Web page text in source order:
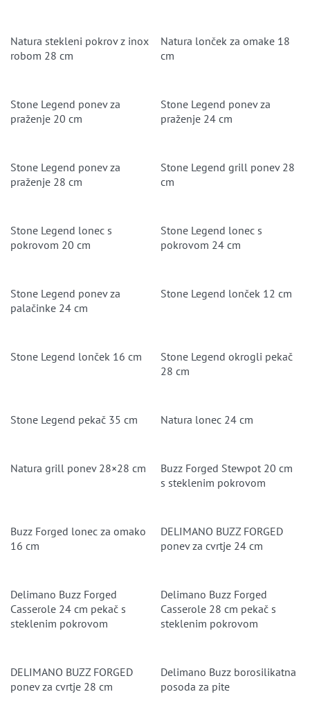
Natura stekleni pokrov z inox
robom 28 cm
Natura lonček za omake 18
cm
Stone Legend ponev za
praženje 20 cm
Stone Legend ponev za
praženje 24 cm
Stone Legend ponev za
praženje 28 cm
Stone Legend grill ponev 28
cm
Stone Legend lonec s
pokrovom 20 cm
Stone Legend lonec s
pokrovom 24 cm
Stone Legend ponev za
palačinke 24 cm
Stone Legend lonček 12 cm
Stone Legend lonček 16 cm
Stone Legend okrogli pekač
28 cm
Stone Legend pekač 35 cm Natura lonec 24 cm
Natura grill ponev 28×28 cm
Buzz Forged Stewpot 20 cm
s steklenim pokrovom
Buzz Forged lonec za omako
16 cm
DELIMANO BUZZ FORGED
ponev za cvrtje 24 cm
Delimano Buzz Forged
Casserole 24 cm pekač s
steklenim pokrovom
Delimano Buzz Forged
Casserole 28 cm pekač s
steklenim pokrovom
DELIMANO BUZZ FORGED
ponev za cvrtje 28 cm
Delimano Buzz borosilikatna
posoda za pite